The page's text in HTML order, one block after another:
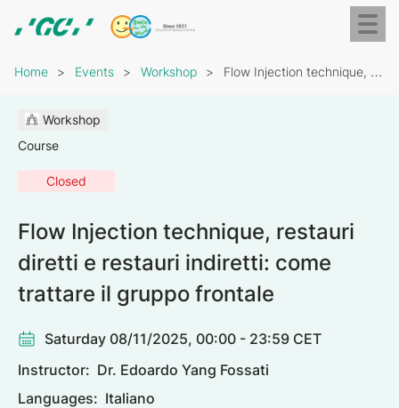
content
Europe
Breadcrumb
Home Events Workshop Flow Injection technique, restauri diretti e restauri indiretti:…
Workshop
Course
Closed
Flow Injection technique, restauri
diretti e restauri indiretti: come
trattare il gruppo frontale
Saturday 08/11/2025, 00:00 - 23:59 CET
Instructor: Dr. Edoardo Yang Fossati
Languages: Italiano